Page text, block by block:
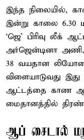
இந்த நிலையில்,
இன்று காலை 6.30
‘ஜெ’ பிரிவு லீக்
அர்ஜென்டினா
38 வயதான
விளையாடுவது
ஆட்டத்தை காண
மைதானத்தில்
ஆப் சைடால்